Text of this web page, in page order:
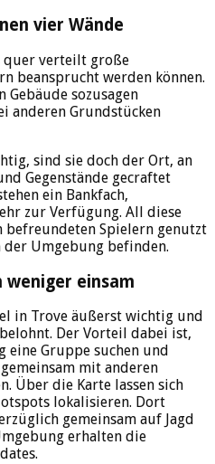
vier Wände
quer verteilt große
beansprucht werden können.
sozusagen
anderen Grundstücken
sind sie doch der Ort, an
Gegenstände gecraftet
ein Bankfach,
zur Verfügung. All diese
befreundeten Spielern genutzt
Umgebung befinden.
weniger einsam
in Trove äußerst wichtig und
Der Vorteil dabei ist,
eine Gruppe suchen und
mit anderen
Über die Karte lassen sich
lokalisieren. Dort
gemeinsam auf Jagd
erhalten die